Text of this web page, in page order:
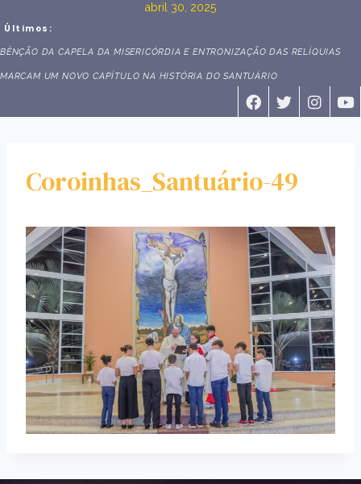
abril 30, 2025
Últimos:
BÊNÇÃO DA CAPELA DA MISERICÓRDIA E ENTRONIZAÇÃO DAS RELÍQUIAS
MARCAM UM NOVO CAPÍTULO NA HISTÓRIA DO SANTUÁRIO
Coroinhas_Santuário-49